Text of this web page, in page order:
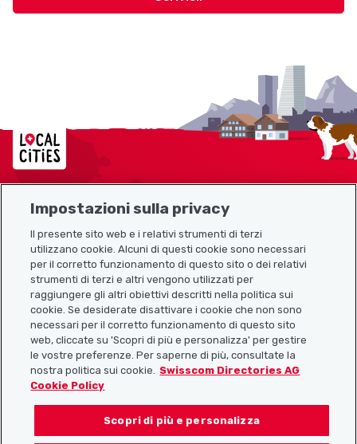
Localcities
Link utili
Scarica l’app Localcities
Seguiteci su:
Impostazioni sulla privacy
Il presente sito web e i relativi strumenti di terzi
utilizzano cookie. Alcuni di questi cookie sono necessari
per il corretto funzionamento di questo sito o dei relativi
strumenti di terzi e altri vengono utilizzati per
raggiungere gli altri obiettivi descritti nella politica sui
cookie. Se desiderate disattivare i cookie che non sono
necessari per il corretto funzionamento di questo sito
web, cliccate su 'Scopri di più e personalizza' per gestire
le vostre preferenze. Per saperne di più, consultate la
nostra politica sui cookie.
Swisscom Directories AG
Cookie Policy
Scopri di più e personalizza